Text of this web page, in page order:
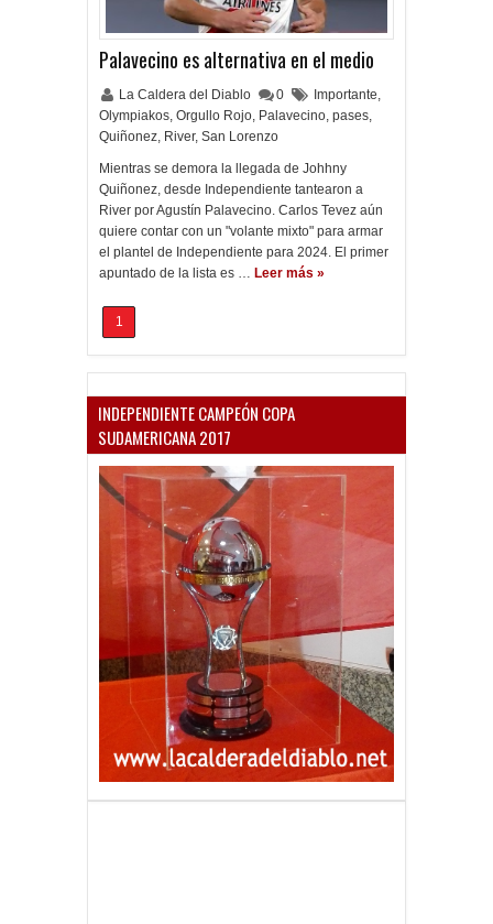
Palavecino es alternativa en el medio
La Caldera del Diablo 0 Importante,
Olympiakos, Orgullo Rojo, Palavecino, pases,
Quiñonez, River, San Lorenzo
Mientras se demora la llegada de Johhny
Quiñonez, desde Independiente tantearon a
River por Agustín Palavecino. Carlos Tevez aún
quiere contar con un "volante mixto" para armar
el plantel de Independiente para 2024. El primer
apuntado de la lista es … Leer más »
1
INDEPENDIENTE CAMPEÓN COPA
SUDAMERICANA 2017